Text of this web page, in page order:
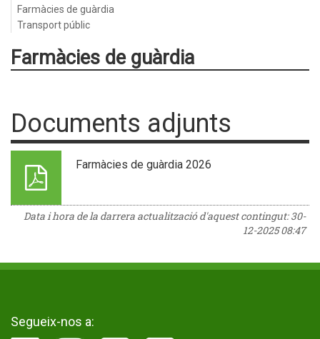
Farmàcies de guàrdia
Transport públic
Farmàcies de guàrdia
Documents adjunts
Farmàcies de guàrdia 2026
Data i hora de la darrera actualització d'aquest contingut:30-
12-2025 08:47
Segueix-nos a: